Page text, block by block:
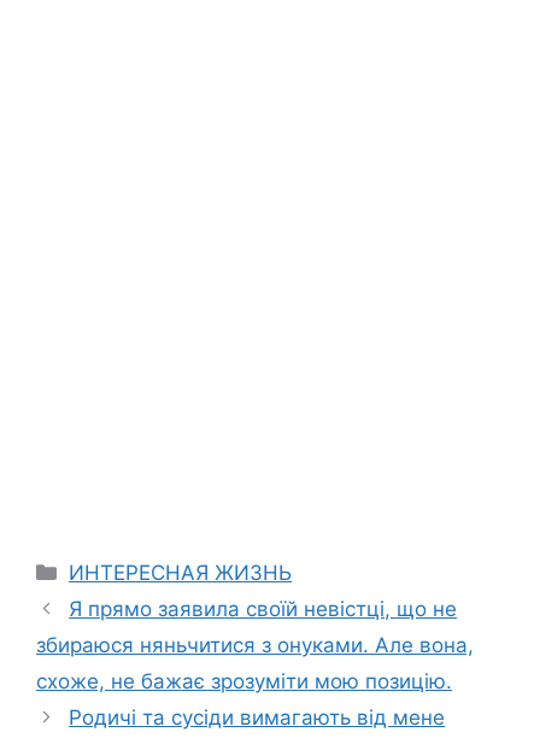
Categories
ИНТЕРЕСНАЯ ЖИЗНЬ
Я прямо заявила своїй невістці, що не
збираюся няньчитися з онуками. Але вона,
схоже, не бажає зрозуміти мою позицію.
Родичі та сусіди вимагають від мене